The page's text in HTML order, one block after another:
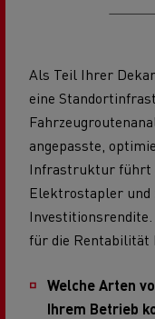
Als Teil Ihrer
eine
angepasste,
Infrastruktur führt
Elektrostapler und
für die Rentabilität
Welche Arten
Ihrem Betrieb